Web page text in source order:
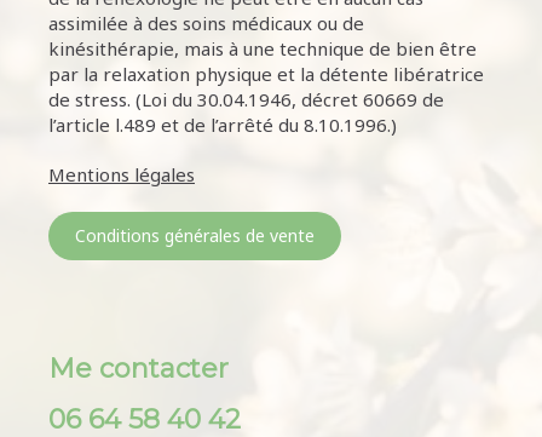
assimilée à des soins médicaux ou de
kinésithérapie, mais à une technique de bien être
par la relaxation physique et la détente libératrice
de stress. (Loi du 30.04.1946, décret 60669 de
l’article l.489 et de l’arrêté du 8.10.1996.)
Mentions légales
Conditions générales de vente
Me contacter
06 64 58 40 42